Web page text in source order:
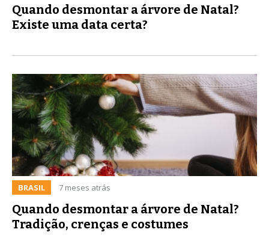
Quando desmontar a árvore de Natal?
Existe uma data certa?
BRASIL 7 meses atrás
Quando desmontar a árvore de Natal?
Tradição, crenças e costumes